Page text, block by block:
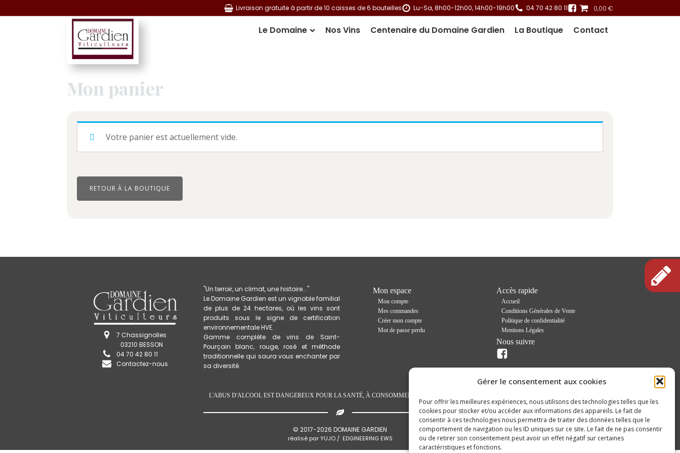
Gérer le consentement aux cookies
Pour offrir les meilleures expériences, nous utilisons des technologies telles que les
cookies pour stocker et/ou accéder aux informations des appareils. Le fait de
consentir à ces technologies nous permettra de traiter des données telles que le
comportement de navigation ou les ID uniques sur ce site. Le fait de ne pas consentir
ou de retirer son consentement peut avoir un effet négatif sur certaines
caractéristiques et fonctions.
Livraison gratuite à partir de 10 caisses de 6 bouteilles Lu-Sa, 8h00-12h00, 14h00-19h00 04 70 42 80 11 0,00 €
Le Domaine Nos Vins Centenaire du Domaine Gardien La Boutique Contact
Mon panier
Votre panier est actuellement vide.
RETOUR À LA BOUTIQUE
7 Chassignolles
03210 BESSON
04 70 42 80 11
Contactez-nous
"Un terroir, un climat, une histoire..."
Le Domaine Gardien est un vignoble familial
de plus de 24 hectares, où les vins sont
produits sous le signe de certification
environnementale HVE.
Gamme complète de vins de Saint-
Pourçain blanc, rouge, rosé et méthode
traditionnelle qui saura vous enchanter par
sa diversité.
Mon espace
Mon compte
Mes commandes
Créer mon compte
Mot de passe perdu
Accès rapide
Accueil
Conditions Générales de Vente
Politique de confidentialité
Mentions Légales
Nous suivre
L'ABUS D'ALCOOL EST DANGEREUX POUR LA SANTÉ, À CONSOMMER AVEC MODÉRATION
© 2017-2026 DOMAINE GARDIEN
réalisé parYUJO/ EDGINEERING EWS